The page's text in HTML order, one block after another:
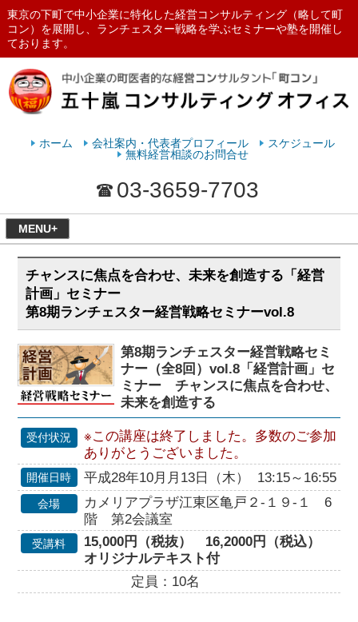
東京の下町で中小企業に特化した経営コンサルティング（略して町
コン）を展開し、ランチェスター戦略を学ぶセミナーや塾を開催し
ております。
ランチェスターの法則を学ぶなら
ホーム 会社案内・代表者プロフィール
スケジュール
無料経営相談のお問合せ
03-3659-7703
MENU+
チャンスに焦点を合わせ、未来を創造する「経営
計画」セミナー
第8期ランチェスター経営戦略セミナーvol.8
第8期ランチェスター経営戦略セミ
ナー（全8回）vol.8「経営計画」セ
ミナー チャンスに焦点を合わせ、
未来を創造する
受付状況
※この講座は終了しました。多数のご参加
ありがとうございました。
開催日時 平成28年10月月13日（木） 13:15～16:55
会場
カメリアプラザ江東区亀戸２-１９-１ 6
階 第2会議室
受講料
15,000円（税抜） 16,2000円（税込）
オリジナルテキスト付
定員：10名